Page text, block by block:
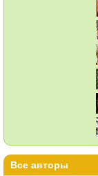
Все авторы